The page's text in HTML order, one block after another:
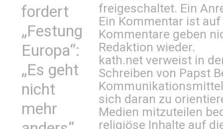
fordert
„Festung
Europa“:
„Es geht
nicht
mehr
freigeschaltet. Ein
Ein Kommentar ist
Kommentare geben
Redaktion wieder.
kath.net verweist in
Schreiben von Papst
sich daran zu
Medien mitzuteilen
religiöse Inhalte auf